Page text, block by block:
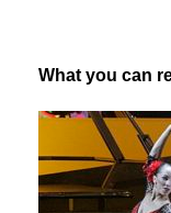
What you can